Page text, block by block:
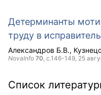
Детерминанты
труду в
Александров Б.В.
NovaInfo 70, с.146-149, 25
Список